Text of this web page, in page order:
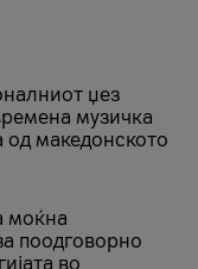
џез
музичка
македонското
моќна
поодговорно
во